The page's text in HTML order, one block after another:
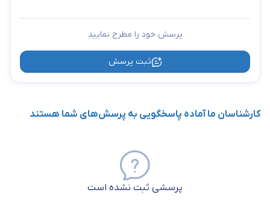
پرسش خود را مطرح نمایید
ثبت پرسش
کارشناسان ما آماده پاسخگویی به پرسش‌های شما هستند
پرسشی ثبت نشده است